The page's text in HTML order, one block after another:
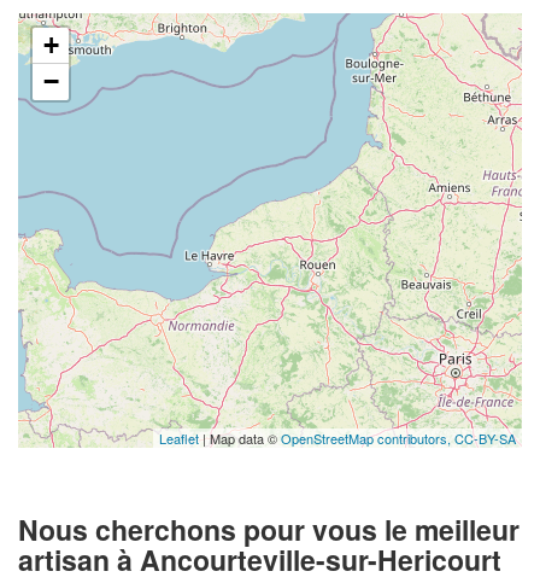
+
−
Leaflet| Map data ©OpenStreetMap contributors, CC-BY-SA
Nous cherchons pour vous le meilleur
artisan à Ancourteville-sur-Hericourt